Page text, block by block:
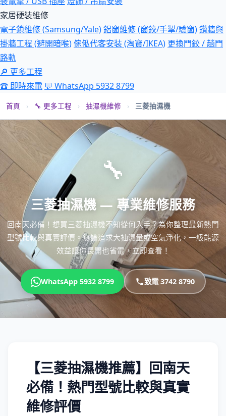
家居硬裝維修
電子鎖維修 (Samsung/Yale)鋁窗維修 (窗鉸/手掣/驗窗)鑽牆與
掛牆工程 (避開暗喉)傢俬代客安裝 (淘寶/IKEA) 更換門鉸 / 趟門
路軌
🔎 更多工程
☎ 即時來電 💬 WhatsApp 5932 8799
首頁 › 🔧 更多工程 › 抽濕機維修 › 三菱抽濕機
🔧
三菱抽濕機 — 專業維修服務
回南天必備！想買三菱抽濕機不知從何入手？為你整理最新熱門
型號比較與真實評價。無論追求大抽濕量或空氣淨化，一級能源
效益讓你長開也省電，立即查看！
WhatsApp 5932 8799 致電 3742 8790
【三菱抽濕機推薦】回南天
必備！熱門型號比較與真實
維修評價